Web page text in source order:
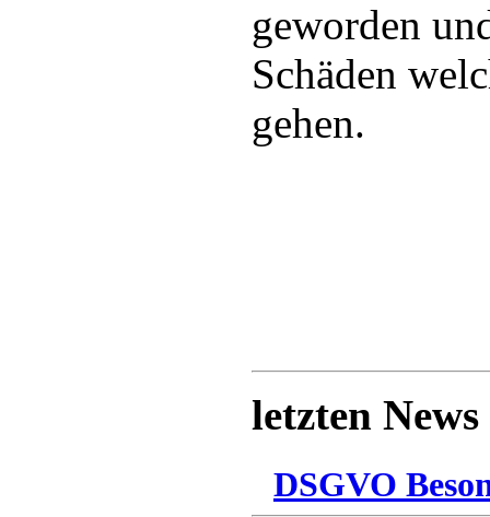
geworden
Schäden
gehen.
letzten News
DSGVO